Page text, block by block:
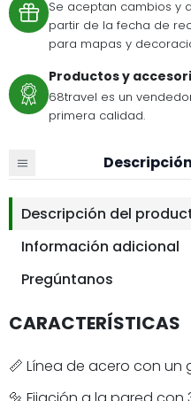
Se aceptan cambios y
partir de la fecha de
para mapas y
Productos y
68travel es un
primera calidad.
Descripción del
Información adicional
Pregúntanos
CARACTERÍSTICAS
📏 Línea de acero con un